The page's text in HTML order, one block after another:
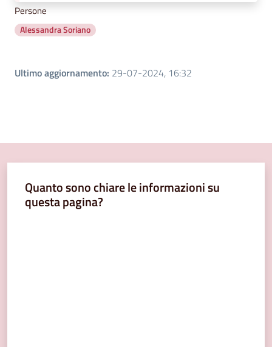
Persone
Alessandra Soriano
Ultimo aggiornamento: 29-07-2024, 16:32
Quanto sono chiare le informazioni su
questa pagina?